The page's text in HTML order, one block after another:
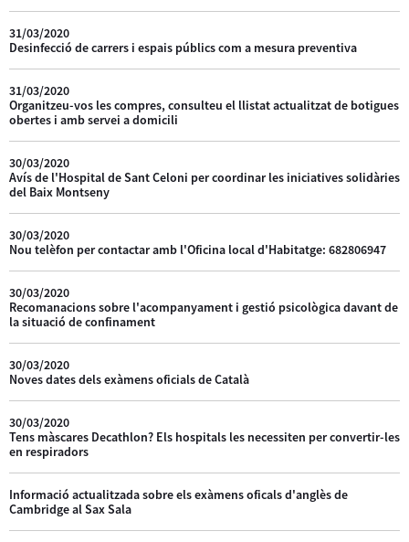
31/03/2020
Desinfecció de carrers i espais públics com a mesura preventiva
31/03/2020
Organitzeu-vos les compres, consulteu el llistat actualitzat de botigues
obertes i amb servei a domicili
30/03/2020
Avís de l'Hospital de Sant Celoni per coordinar les iniciatives solidàries
del Baix Montseny
30/03/2020
Nou telèfon per contactar amb l'Oficina local d'Habitatge: 682806947
30/03/2020
Recomanacions sobre l'acompanyament i gestió psicològica davant de
la situació de confinament
30/03/2020
Noves dates dels exàmens oficials de Català
30/03/2020
Tens màscares Decathlon? Els hospitals les necessiten per convertir-les
en respiradors
Informació actualitzada sobre els exàmens oficals d'anglès de
Cambridge al Sax Sala